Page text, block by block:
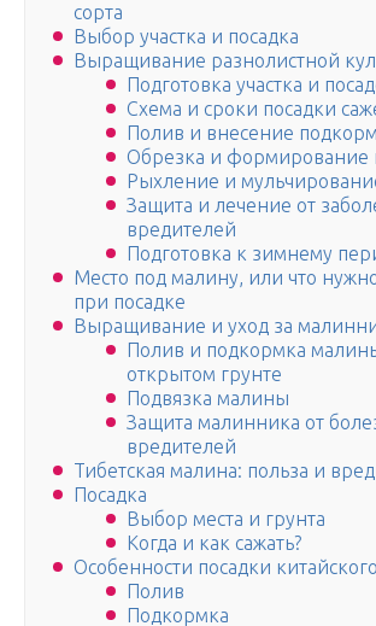
сорта
Выбор участка и посадка
Выращивание разнолистной
Подготовка участка и
Схема и сроки посадки
Полив и внесение
Обрезка и формирование
Рыхление и
Защита и лечение от
вредителей
Подготовка к зимнему
Место под малину, или что
при посадке
Выращивание и уход за
Полив и подкормка
открытом грунте
Подвязка малины
Защита малинника от
вредителей
Тибетская малина: польза и вред
Посадка
Выбор места и грунта
Когда и как сажать?
Особенности посадки
Полив
Подкормка